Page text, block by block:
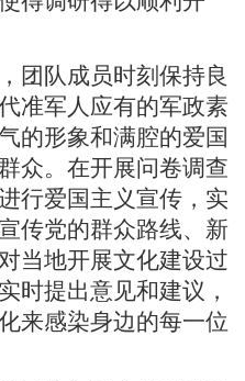
团队成员时刻保持良
准军人应有的军政素
的形象和满腔的爱国
众。在开展问卷调查
行爱国主义宣传，实
传党的群众路线、新
当地开展文化建设过
时提出意见和建议，
来感染身边的每一位